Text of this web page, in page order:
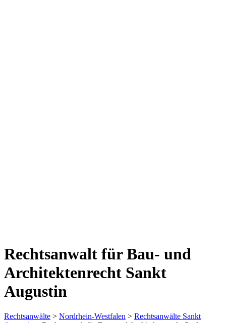
Rechtsanwalt für Bau- und
Architektenrecht Sankt
Augustin
Rechtsanwälte > Nordrhein-Westfalen > Rechtsanwälte Sankt